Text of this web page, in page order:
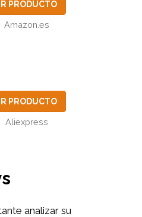
PRODUCTO
Amazon.es
PRODUCTO
Aliexpress
analizar su